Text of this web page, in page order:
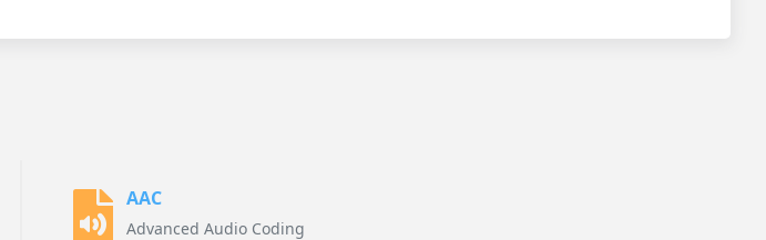
AAC
Advanced Audio Coding